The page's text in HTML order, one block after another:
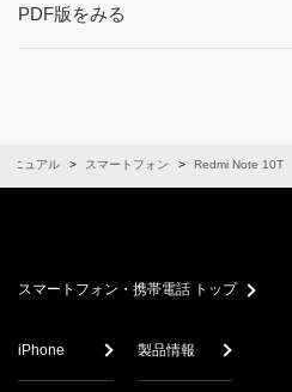
PDF版をみる
ニュアル スマートフォン Redmi Note 10T
スマートフォン・携帯電話 トップ
iPhone 製品情報